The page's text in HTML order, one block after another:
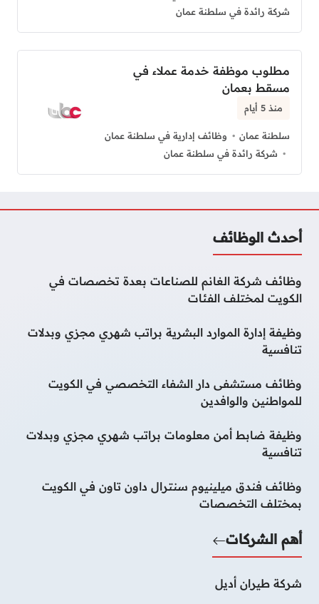
شركة رائدة في سلطنة عمان
مطلوب موظفة خدمة عملاء في
مسقط بعمان
منذ 5 أيام
سلطنة عمان
وظائف إدارية في سلطنة عمان
شركة رائدة في سلطنة عمان
أحدث الوظائف
وظائف شركة الغانم للصناعات بعدة تخصصات في
الكويت لمختلف الفئات
وظيفة إدارة الموارد البشرية براتب شهري مجزي وبدلات
تنافسية
وظائف مستشفى دار الشفاء التخصصي في الكويت
للمواطنين والوافدين
وظيفة ضابط أمن معلومات براتب شهري مجزي وبدلات
تنافسية
وظائف فندق ميلينيوم سنترال داون تاون في الكويت
بمختلف التخصصات
أهم الشركات
شركة طيران أديل